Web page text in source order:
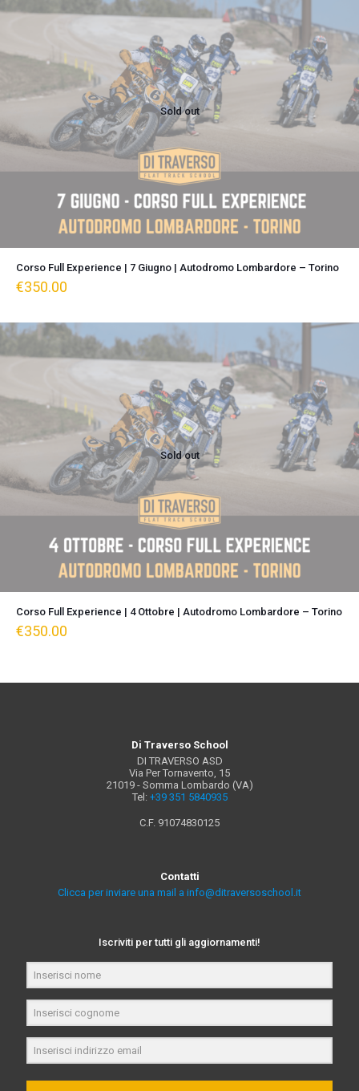
Sold out
Corso Full Experience | 7 Giugno | Autodromo Lombardore – Torino
€350.00
Sold out
Corso Full Experience | 4 Ottobre | Autodromo Lombardore – Torino
€350.00
Di Traverso School
DI TRAVERSO ASD
Via Per Tornavento, 15
21019 - Somma Lombardo (VA)
Tel: +39 351 5840935
C.F. 91074830125
Contatti
Clicca per inviare una mail a info@ditraversoschool.it
Iscriviti per tutti gli aggiornamenti!